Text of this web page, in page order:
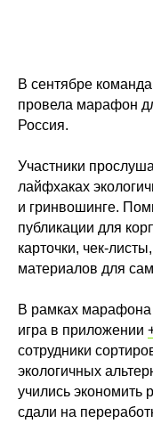
В сентябре
провела марафон
Россия.
Участники
лайфхаках
и гринвошинге.
публикации для
карточки, чек-
материалов для
В рамках марафона
игра в приложении
сотрудники
экологичных
учились экономить
сдали на